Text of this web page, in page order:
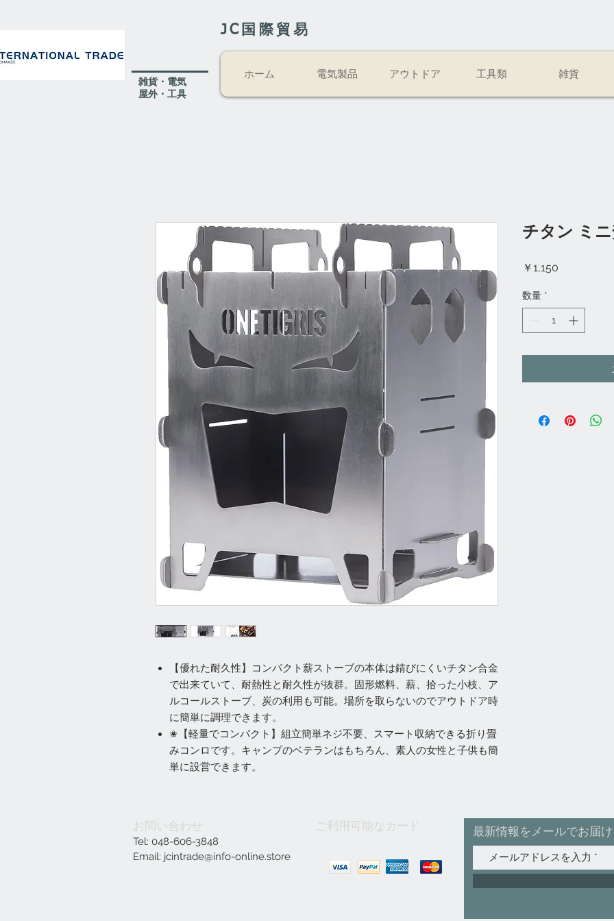
JC国際貿易
​雑貨・電気
​屋外・工具
ホーム 電気製品 アウトドア 工具類 雑貨
【優れた耐久性】コンパクト薪ストーブの本体は錆びにくいチタン合金
で出来ていて、耐熱性と耐久性が抜群。固形燃料、薪、拾った小枝、ア
ルコールストーブ、炭の利用も可能。場所を取らないのでアウトドア時
に簡単に調理できます。
✬【軽量でコンパクト】組立簡単ネジ不要、スマート収納できる折り畳
みコンロです。キャンプのベテランはもちろん、素人の女性と子供も簡
単に設営できます。
チタン ミ
￥1,150
数量 *
お問い合わせ
Tel: 048-606-3848
Email: jcintrade@info-online.store
ご利用可能なカード 最新情報をメールでお届